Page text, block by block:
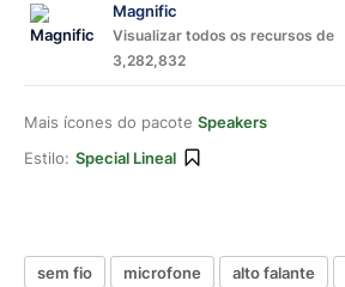
Magnific
Visualizar todos os recursos de
3,282,832
Mais ícones do pacote Speakers
Estilo: Special Lineal
sem fio microfone alto falante